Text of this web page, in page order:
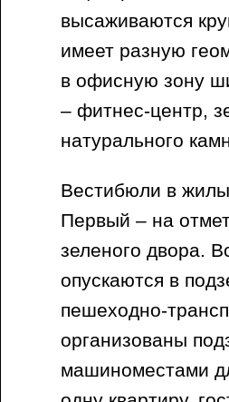
высаживаются
имеет разную
в офисную зону
– фитнес-центр,
натурального
Вестибюли в
Первый – на
зеленого двора.
опускаются в
пешеходно-
организованы
машиноместами